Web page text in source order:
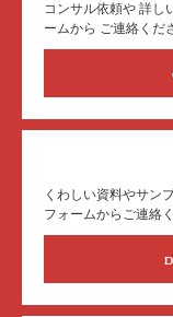
コンサル依頼や 詳し
ームから ご連絡くだ
くわしい資料やサン
フォームからご連絡